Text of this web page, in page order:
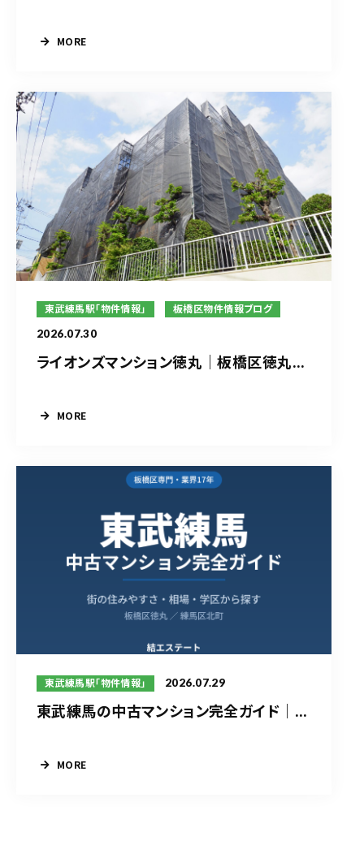
MORE
東武練馬駅「物件情報」 板橋区物件情報ブログ
2026.07.30
ライオンズマンション徳丸｜板橋区徳丸...
MORE
東武練馬駅「物件情報」 2026.07.29
東武練馬の中古マンション完全ガイド｜...
MORE